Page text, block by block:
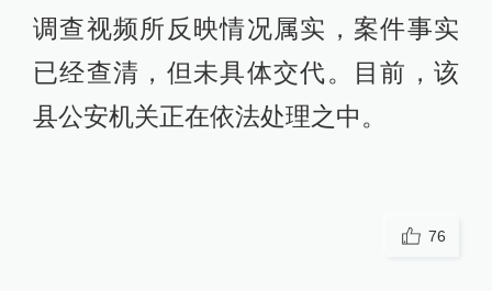
调查视频所反映情况属实，案件事实
已经查清，但未具体交代。目前，该
县公安机关正在依法处理之中。
76